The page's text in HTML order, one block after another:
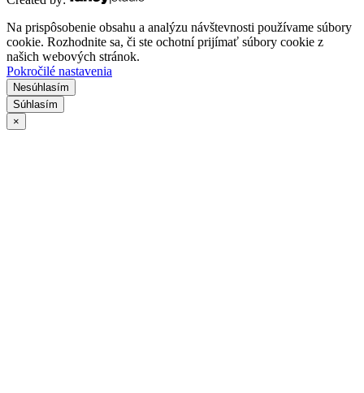
Na prispôsobenie obsahu a analýzu návštevnosti používame súbory
cookie. Rozhodnite sa, či ste ochotní prijímať súbory cookie z
našich webových stránok.
Pokročilé nastavenia
Nesúhlasím
Súhlasím
×